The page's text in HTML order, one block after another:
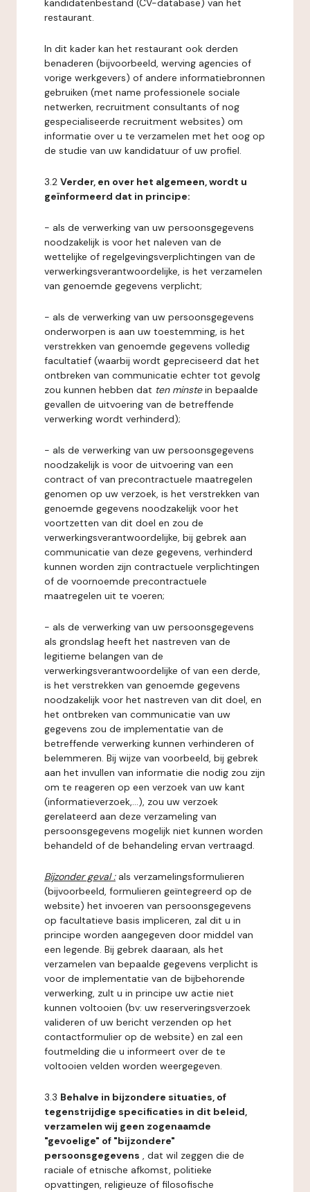
kandidatenbestand (CV-database) van het
restaurant.
In dit kader kan het restaurant ook derden
benaderen (bijvoorbeeld, werving agencies of
vorige werkgevers) of andere informatiebronnen
gebruiken (met name professionele sociale
netwerken, recruitment consultants of nog
gespecialiseerde recruitment websites) om
informatie over u te verzamelen met het oog op
de studie van uw kandidatuur of uw profiel.
3.2 Verder, en over het algemeen, wordt u
geïnformeerd dat in principe:
- als de verwerking van uw persoonsgegevens
noodzakelijk is voor het naleven van de
wettelijke of regelgevingsverplichtingen van de
verwerkingsverantwoordelijke, is het verzamelen
van genoemde gegevens verplicht;
- als de verwerking van uw persoonsgegevens
onderworpen is aan uw toestemming, is het
verstrekken van genoemde gegevens volledig
facultatief (waarbij wordt gepreciseerd dat het
ontbreken van communicatie echter tot gevolg
zou kunnen hebben dat ten minstein bepaalde
gevallen de uitvoering van de betreffende
verwerking wordt verhinderd);
- als de verwerking van uw persoonsgegevens
noodzakelijk is voor de uitvoering van een
contract of van precontractuele maatregelen
genomen op uw verzoek, is het verstrekken van
genoemde gegevens noodzakelijk voor het
voortzetten van dit doel en zou de
verwerkingsverantwoordelijke, bij gebrek aan
communicatie van deze gegevens, verhinderd
kunnen worden zijn contractuele verplichtingen
of de voornoemde precontractuele
maatregelen uit te voeren;
- als de verwerking van uw persoonsgegevens
als grondslag heeft het nastreven van de
legitieme belangen van de
verwerkingsverantwoordelijke of van een derde,
is het verstrekken van genoemde gegevens
noodzakelijk voor het nastreven van dit doel, en
het ontbreken van communicatie van uw
gegevens zou de implementatie van de
betreffende verwerking kunnen verhinderen of
belemmeren. Bij wijze van voorbeeld, bij gebrek
aan het invullen van informatie die nodig zou zijn
om te reageren op een verzoek van uw kant
(informatieverzoek,...), zou uw verzoek
gerelateerd aan deze verzameling van
persoonsgegevens mogelijk niet kunnen worden
behandeld of de behandeling ervan vertraagd.
Bijzonder geval : als verzamelingsformulieren
(bijvoorbeeld, formulieren geïntegreerd op de
website) het invoeren van persoonsgegevens
op facultatieve basis impliceren, zal dit u in
principe worden aangegeven door middel van
een legende. Bij gebrek daaraan, als het
verzamelen van bepaalde gegevens verplicht is
voor de implementatie van de bijbehorende
verwerking, zult u in principe uw actie niet
kunnen voltooien (bv: uw reserveringsverzoek
valideren of uw bericht verzenden op het
contactformulier op de website) en zal een
foutmelding die u informeert over de te
voltooien velden worden weergegeven.
3.3 Behalve in bijzondere situaties, of
tegenstrijdige specificaties in dit beleid,
verzamelen wij geen zogenaamde
"gevoelige" of "bijzondere"
persoonsgegevens , dat wil zeggen die de
raciale of etnische afkomst, politieke
opvattingen, religieuze of filosofische